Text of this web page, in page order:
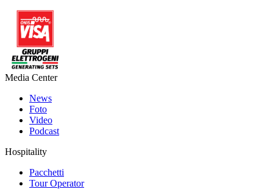
Media Center
News
Foto
Video
Podcast
Hospitality
Pacchetti
Tour Operator